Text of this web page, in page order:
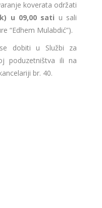
koverata održati
u 09,00 sati u sali
“Edhem Mulabdić”).
dobiti u Službi za
poduzetništva ili na
br. 40.